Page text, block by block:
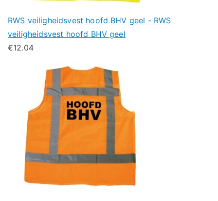
RWS veiligheidsvest hoofd BHV geel - RWS
veiligheidsvest hoofd BHV geel
€12.04